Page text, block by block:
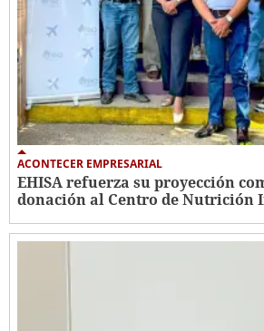
ACONTECER EMPRESARIAL
EHISA refuerza su proyección
donación al Centro de Nutrición